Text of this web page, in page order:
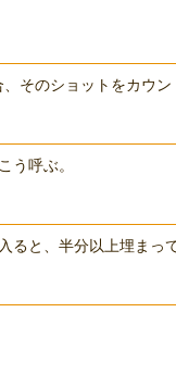
そのショットをカウン
う呼ぶ。
ると、半分以上埋まっ